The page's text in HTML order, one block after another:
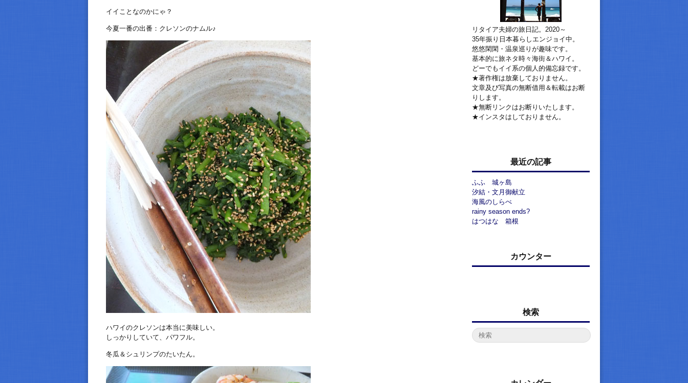
イイことなのかにゃ？
今夏一番の出番：クレソンのナムル♪
ハワイのクレソンは本当に美味しい。
しっかりしていて、パワフル。
冬瓜＆シュリンプのたいたん。
リタイア夫婦の旅日記。2020～
35年振り日本暮らしエンジョイ中。
悠悠閑閑・温泉巡りが趣味です。
基本的に旅ネタ時々海街＆ハワイ。
どーでもイイ系の個人的備忘録です。
★著作権は放棄しておりません。
文章及び写真の無断借用＆転載はお断
りします。
★無断リンクはお断りいたします。
★インスタはしておりません。
最近の記事
ふふ 城ヶ島
汐結・文月御献立
海風のしらべ
rainy season ends?
はつはな 箱根
カウンター
検索